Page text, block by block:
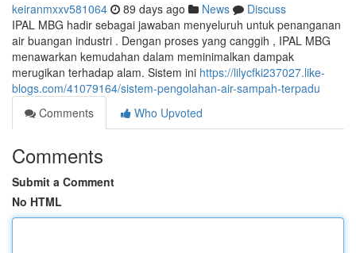
keiranmxxv581064 89 days ago News
Discuss
IPAL MBG hadir sebagai jawaban menyeluruh untuk penanganan
air buangan industri . Dengan proses yang canggih , IPAL MBG
menawarkan kemudahan dalam meminimalkan dampak
merugikan terhadap alam. Sistem ini https://lilycfki237027.like-
blogs.com/41079164/sistem-pengolahan-air-sampah-terpadu
Comments
Who Upvoted
Comments
Submit a Comment
No HTML